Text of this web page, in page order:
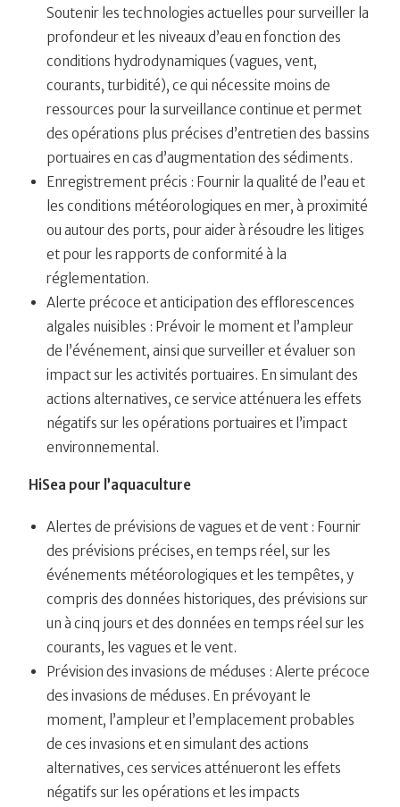
Soutenir les technologies actuelles pour surveiller la
profondeur et les niveaux d’eau en fonction des
conditions hydrodynamiques (vagues, vent,
courants, turbidité), ce qui nécessite moins de
ressources pour la surveillance continue et permet
des opérations plus précises d’entretien des bassins
portuaires en cas d’augmentation des sédiments.
Enregistrement précis : Fournir la qualité de l’eau et
les conditions météorologiques en mer, à proximité
ou autour des ports, pour aider à résoudre les litiges
et pour les rapports de conformité à la
réglementation.
Alerte précoce et anticipation des efflorescences
algales nuisibles : Prévoir le moment et l’ampleur
de l’événement, ainsi que surveiller et évaluer son
impact sur les activités portuaires. En simulant des
actions alternatives, ce service atténuera les effets
négatifs sur les opérations portuaires et l’impact
environnemental.
HiSea pour l’aquaculture
Alertes de prévisions de vagues et de vent : Fournir
des prévisions précises, en temps réel, sur les
événements météorologiques et les tempêtes, y
compris des données historiques, des prévisions sur
un à cinq jours et des données en temps réel sur les
courants, les vagues et le vent.
Prévision des invasions de méduses : Alerte précoce
des invasions de méduses. En prévoyant le
moment, l’ampleur et l’emplacement probables
de ces invasions et en simulant des actions
alternatives, ces services atténueront les effets
négatifs sur les opérations et les impacts